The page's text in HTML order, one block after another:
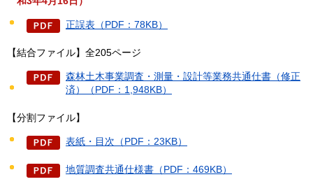
正誤表（PDF：78KB）
【結合ファイル】全205ページ
森林土木事業調査・測量・設計等業務共通仕書（修正
済）（PDF：1,948KB）
【分割ファイル】
表紙・目次（PDF：23KB）
地質調査共通仕様書（PDF：469KB）